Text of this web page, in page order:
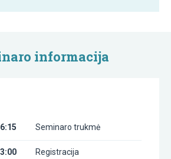
informacija
Seminaro trukmė
Registracija